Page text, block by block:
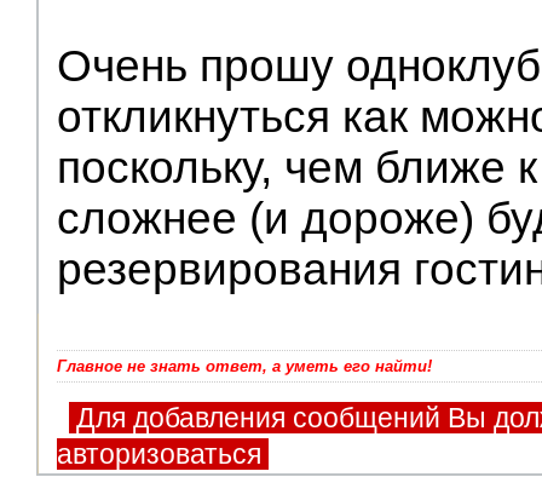
Очень прошу
откликнуться как
поскольку, чем ближе
сложнее (и дороже)
резервирования
Главное не знать ответ, а уметь его найти!
Для добавления сообщений Вы
авторизоваться